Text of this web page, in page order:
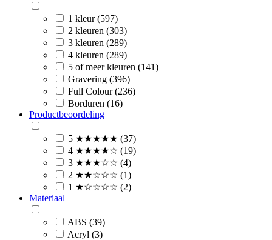
1 kleur (597)
2 kleuren (303)
3 kleuren (289)
4 kleuren (289)
5 of meer kleuren (141)
Gravering (396)
Full Colour (236)
Borduren (16)
Productbeoordeling
5 ★★★★★ (37)
4 ★★★★☆ (19)
3 ★★★☆☆ (4)
2 ★★☆☆☆ (1)
1 ★☆☆☆☆ (2)
Materiaal
ABS (39)
Acryl (3)